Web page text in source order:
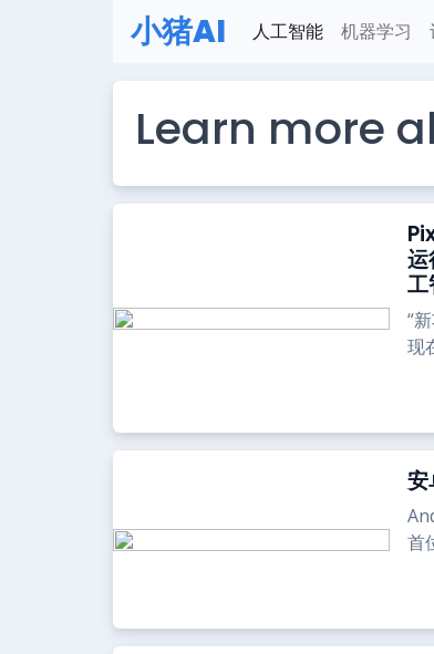
小猪AI 人工智能 机器学习
Learn more
工
“
现
安
首